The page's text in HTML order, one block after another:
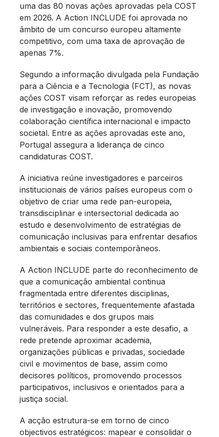
uma das 80 novas ações aprovadas pela COST
em 2026. A Action INCLUDE foi aprovada no
âmbito de um concurso europeu altamente
competitivo, com uma taxa de aprovação de
apenas 7%.
Segundo a informação divulgada pela Fundação
para a Ciência e a Tecnologia (FCT), as novas
ações COST visam reforçar as redes europeias
de investigação e inovação, promovendo
colaboração científica internacional e impacto
societal. Entre as ações aprovadas este ano,
Portugal assegura a liderança de cinco
candidaturas COST.
A iniciativa reúne investigadores e parceiros
institucionais de vários países europeus com o
objetivo de criar uma rede pan-europeia,
transdisciplinar e intersectorial dedicada ao
estudo e desenvolvimento de estratégias de
comunicação inclusivas para enfrentar desafios
ambientais e sociais contemporâneos.
A Action INCLUDE parte do reconhecimento de
que a comunicação ambiental continua
fragmentada entre diferentes disciplinas,
territórios e sectores, frequentemente afastada
das comunidades e dos grupos mais
vulneráveis. Para responder a este desafio, a
rede pretende aproximar academia,
organizações públicas e privadas, sociedade
civil e movimentos de base, assim como
decisores políticos, promovendo processos
participativos, inclusivos e orientados para a
justiça social.
A acção estrutura-se em torno de cinco
objectivos estratégicos: mapear e consolidar o